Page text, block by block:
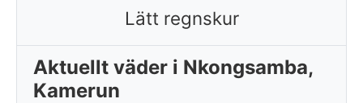
Lätt regnskur
Aktuellt väder i Nkongsamba,
Kamerun